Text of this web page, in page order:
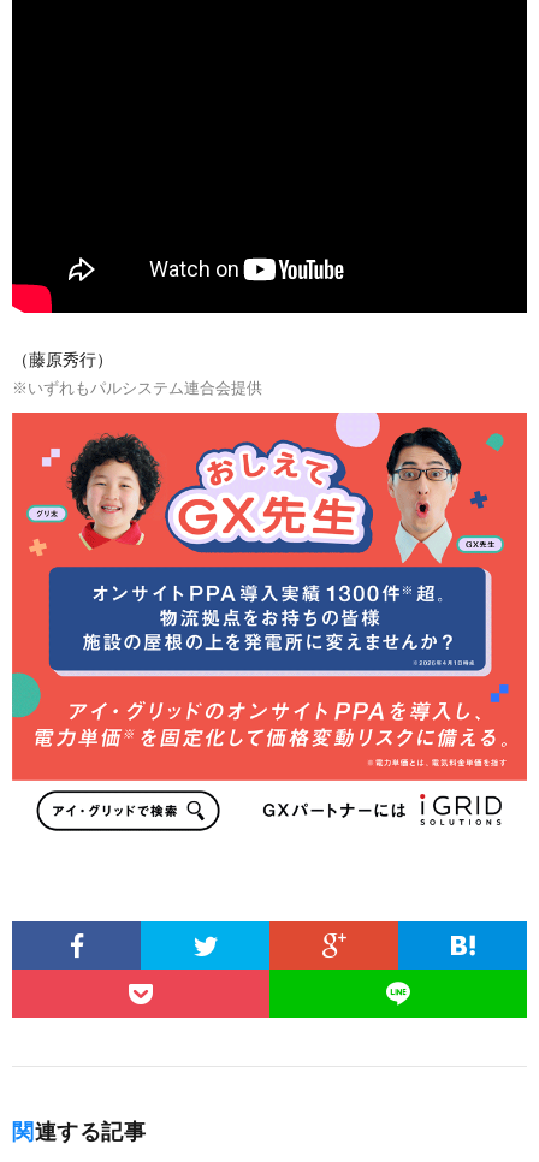
（藤原秀行）
※いずれもパルシステム連合会提供
関連する記事